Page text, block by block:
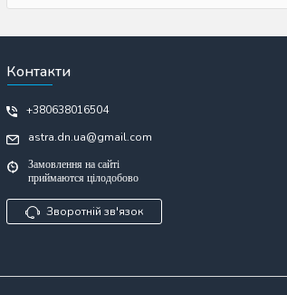
Контакти
+380638016504
astra.dn.ua@gmail.com
Замовлення на сайті
приймаются цілодобово
Зворотній зв'язок